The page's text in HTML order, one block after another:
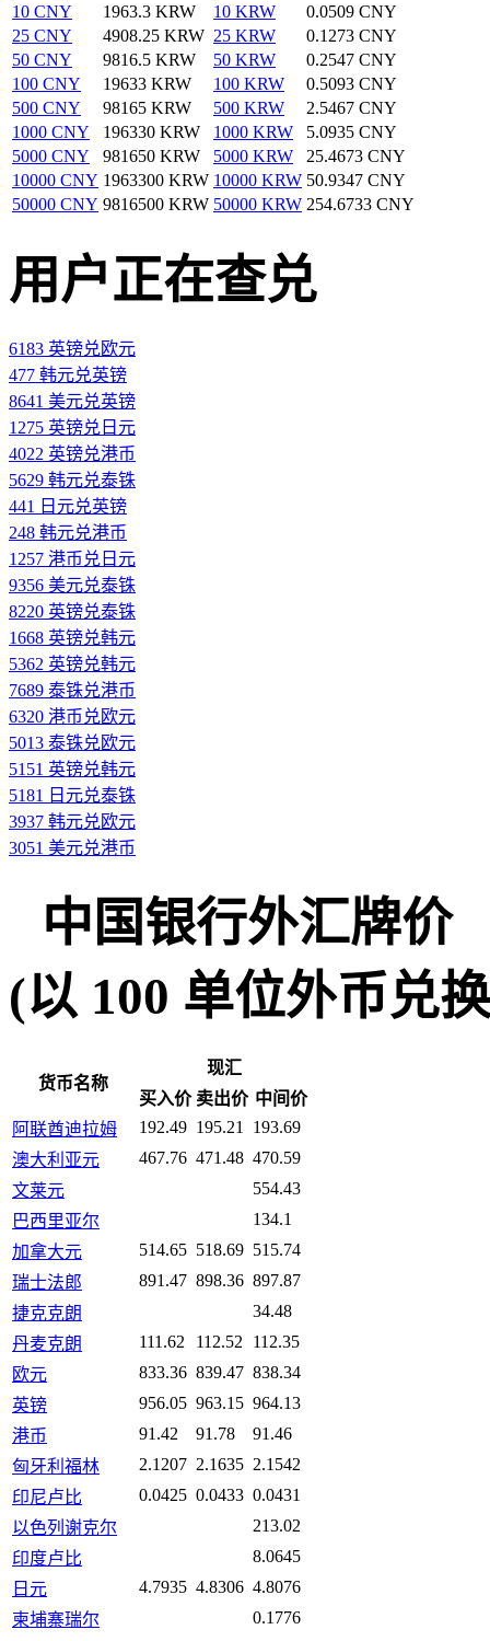
10 CNY
1963.3 KRW 10 KRW
0.0509 CNY
25 CNY
4908.25 KRW 25 KRW
0.1273 CNY
50 CNY
9816.5 KRW 50 KRW
0.2547 CNY
100 CNY
19633 KRW 100 KRW
0.5093 CNY
500 CNY
98165 KRW 500 KRW
2.5467 CNY
1000 CNY
196330 KRW 1000 KRW
5.0935 CNY
5000 CNY
981650 KRW 5000 KRW
25.4673 CNY
10000 CNY 1963300 KRW 10000 KRW 50.9347 CNY
50000 CNY 9816500 KRW 50000 KRW 254.6733 CNY
用户正在查兑
6183 英镑兑欧元
477 韩元兑英镑
8641 美元兑英镑
1275 英镑兑日元
4022 英镑兑港币
5629 韩元兑泰铢
441 日元兑英镑
248 韩元兑港币
1257 港币兑日元
9356 美元兑泰铢
8220 英镑兑泰铢
1668 英镑兑韩元
5362 英镑兑韩元
7689 泰铢兑港币
6320 港币兑欧元
5013 泰铢兑欧元
5151 英镑兑韩元
5181 日元兑泰铢
3937 韩元兑欧元
3051 美元兑港币
中国银行外汇牌价
(以 100 单位外币兑
货币名称
现汇
买入价 卖出价 中间价
阿联酋迪拉姆
192.49 195.21
193.69
澳大利亚元
467.76 471.48 470.59
文莱元
554.43
巴西里亚尔
134.1
加拿大元
514.65 518.69 515.74
瑞士法郎
891.47 898.36 897.87
捷克克朗
34.48
丹麦克朗
111.62 112.52
112.35
欧元
833.36 839.47 838.34
英镑
956.05 963.15 964.13
港币
91.42 91.78
91.46
匈牙利福林
2.1207 2.1635 2.1542
印尼卢比
0.0425 0.0433 0.0431
以色列谢克尔
213.02
印度卢比
8.0645
日元
4.7935 4.8306 4.8076
柬埔寨瑞尔
0.1776